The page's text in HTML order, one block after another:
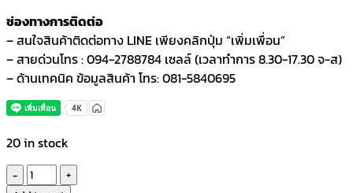
ช่องทางการติดต่อ
– สนใจสินค้าติดต่อทาง LINE เพียงคลิกปุ่ม “เพิ่มเพื่อน”
– สายด่วนโทร : 094-2788784 เซลล์ (เวลาทำการ 8.30-17.30 จ-ส)
– ด้านเทคนิค ข้อมูลสินค้า โทร: 081-5840695
20 in stock
ฉาบ